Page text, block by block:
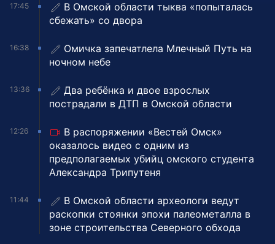
17:45
В Омской области тыква «попыталась
сбежать» со двора
16:38
Омичка запечатлела Млечный Путь на
ночном небе
13:36
Два ребёнка и двое взрослых
пострадали в ДТП в Омской области
12:26
В распоряжении «Вестей Омск»
оказалось видео с одним из
предполагаемых убийц омского студента
Александра Трипутеня
11:44
В Омской области археологи ведут
раскопки стоянки эпохи палеометалла в
зоне строительства Северного обхода